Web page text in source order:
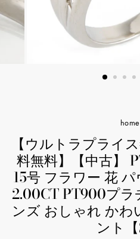
home
【ウルトラプライ
料無料】【中古】
15号 フラワー 花
2.00CT PT900プラ
ンズ おしゃれ か
ント【